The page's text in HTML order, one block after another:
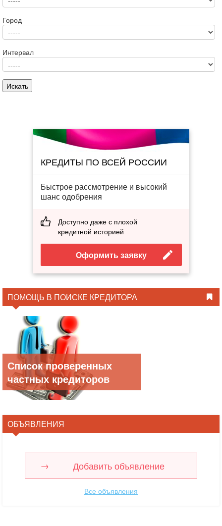
Город
Интервал
КРЕДИТЫ ПО ВСЕЙ РОССИИ
Быстрое рассмотрение и высокий
шанс одобрения
Доступно даже с плохой
кредитной историей
Оформить заявку
ПОМОЩЬ В ПОИСКЕ КРЕДИТОРА
Список проверенных
частных кредиторов
ОБЪЯВЛЕНИЯ
Добавить объявление
Все объявления